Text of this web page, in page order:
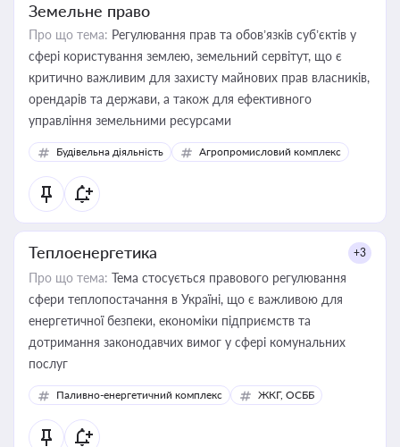
Земельне право
Про що тема: Регулювання прав та обов’язків суб’єктів у
сфері користування землею, земельний сервітут, що є
критично важливим для захисту майнових прав власників,
орендарів та держави, а також для ефективного
управління земельними ресурсами
Будівельна діяльність Агропромисловий комплекс
Теплоенергетика +3
Про що тема: Тема стосується правового регулювання
сфери теплопостачання в Україні, що є важливою для
енергетичної безпеки, економіки підприємств та
дотримання законодавчих вимог у сфері комунальних
послуг
Паливно-енергетичний комплекс ЖКГ, ОСББ